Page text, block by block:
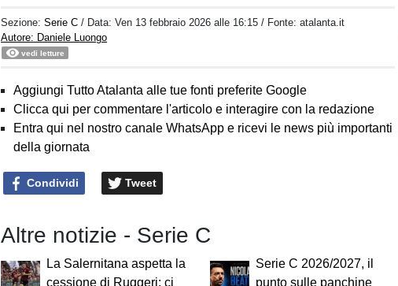
Sezione:Serie C / Data:Ven 13 febbraio 2026 alle 16:15 / Fonte: atalanta.it
Autore: Daniele Luongo
vedi letture
Aggiungi Tutto Atalanta alle tue fonti preferite Google
Clicca qui per commentare l'articolo e interagire con la redazione
Entra qui nel nostro canale WhatsApp e ricevi le news più importanti
della giornata
Condividi Tweet
Altre notizie - Serie C
La Salernitana aspetta la
cessione di Ruggeri: ci
Serie C 2026/2027, il
punto sulle panchine